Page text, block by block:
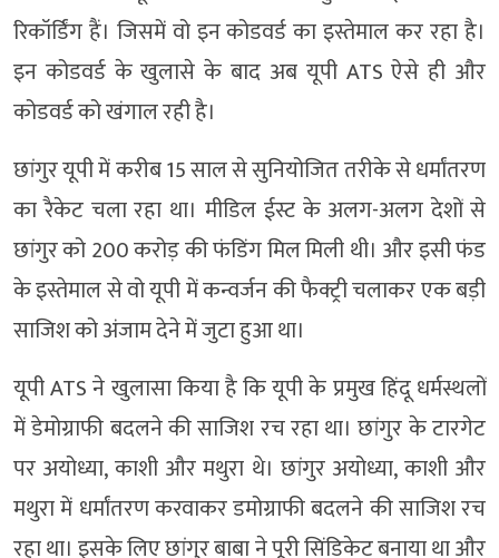
रिकॉर्डिंग हैं। जिसमें वो इन कोडवर्ड का इस्तेमाल कर रहा है।
इन कोडवर्ड के खुलासे के बाद अब यूपी ATS ऐसे ही और
कोडवर्ड को खंगाल रही है।
छांगुर यूपी में करीब 15 साल से सुनियोजित तरीके से धर्मांतरण
का रैकेट चला रहा था। मीडिल ईस्ट के अलग-अलग देशों से
छांगुर को 200 करोड़ की फंडिंग मिल मिली थी। और इसी फंड
के इस्तेमाल से वो यूपी में कन्वर्जन की फैक्ट्री चलाकर एक बड़ी
साजिश को अंजाम देने में जुटा हुआ था।
यूपी ATS ने खुलासा किया है कि यूपी के प्रमुख हिंदू धर्मस्थलों
में डेमोग्राफी बदलने की साजिश रच रहा था। छांगुर के टारगेट
पर अयोध्या, काशी और मथुरा थे। छांगुर अयोध्या, काशी और
मथुरा में धर्मांतरण करवाकर डमोग्राफी बदलने की साजिश रच
रहा था। इसके लिए छांगुर बाबा ने पूरी सिंडिकेट बनाया था और